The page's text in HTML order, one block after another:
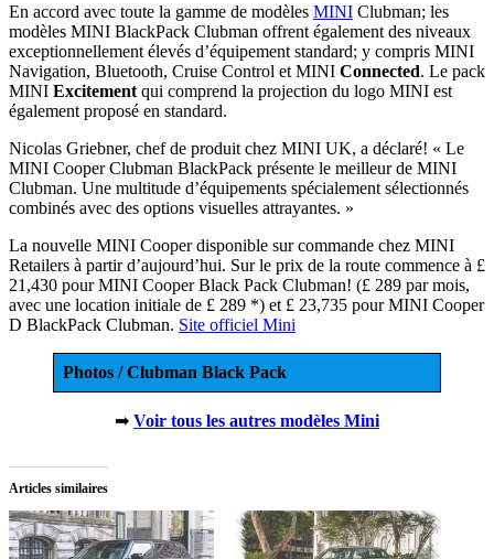
En accord avec toute la gamme de modèles MINI Clubman; les
modèles MINI BlackPack Clubman offrent également des niveaux
exceptionnellement élevés d’équipement standard; y compris MINI
Navigation, Bluetooth, Cruise Control et MINI Connected. Le pack
MINI Excitement qui comprend la projection du logo MINI est
également proposé en standard.
Nicolas Griebner, chef de produit chez MINI UK, a déclaré! « Le
MINI Cooper Clubman BlackPack présente le meilleur de MINI
Clubman. Une multitude d’équipements spécialement sélectionnés
combinés avec des options visuelles attrayantes. »
La nouvelle MINI Cooper disponible sur commande chez MINI
Retailers à partir d’aujourd’hui. Sur le prix de la route commence à £
21,430 pour MINI Cooper Black Pack Clubman! (£ 289 par mois,
avec une location initiale de £ 289 *) et £ 23,735 pour MINI Cooper
D BlackPack Clubman. Site officiel Mini
Photos / Clubman Black Pack
➡ Voir tous les autres modèles Mini
Articles similaires